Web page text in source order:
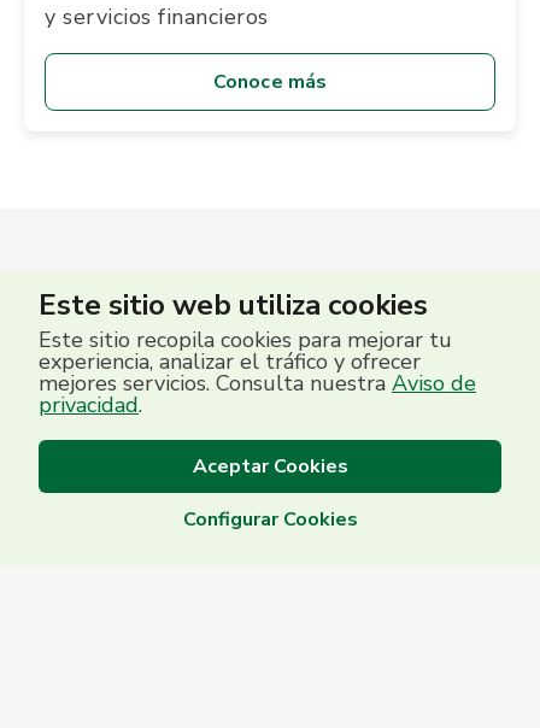
y servicios financieros
Conoce más
Este sitio web utiliza cookies
Este sitio recopila cookies para mejorar tu
experiencia, analizar el tráfico y ofrecer
mejores servicios. Consulta nuestra Aviso de
privacidad.
Aceptar Cookies
Configurar Cookies